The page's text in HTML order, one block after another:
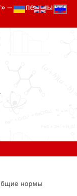
– экспертные
нормы